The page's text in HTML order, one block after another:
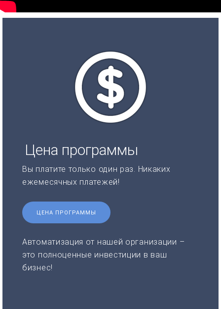
Цена программы
Вы платите только один раз. Никаких
ежемесячных платежей!
ЦЕНА ПРОГРАММЫ
Автоматизация от нашей организации –
это полноценные инвестиции в ваш
бизнес!